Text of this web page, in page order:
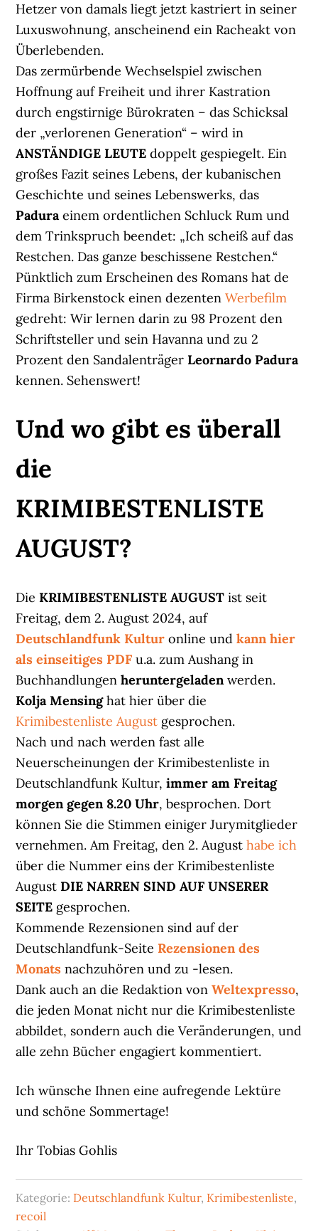
Hetzer von damals liegt jetzt kastriert in seiner
Luxuswohnung, anscheinend ein Racheakt von
Überlebenden.
Das zermürbende Wechselspiel zwischen
Hoffnung auf Freiheit und ihrer Kastration
durch engstirnige Bürokraten – das Schicksal
der „verlorenen Generation“ – wird in
ANSTÄNDIGE LEUTEdoppelt gespiegelt. Ein
großes Fazit seines Lebens, der kubanischen
Geschichte und seines Lebenswerks, das
Paduraeinem ordentlichen Schluck Rum und
dem Trinkspruch beendet: „Ich scheiß auf das
Restchen. Das ganze beschissene Restchen.“
Pünktlich zum Erscheinen des Romans hat de
Firma Birkenstock einen dezentenWerbefilm
gedreht: Wir lernen darin zu 98 Prozent den
Schriftsteller und sein Havanna und zu 2
Prozent den SandalenträgerLeornardo Padura
kennen. Sehenswert!
Und wo gibt es überall
die
KRIMIBESTENLISTE
AUGUST?
DieKRIMIBESTENLISTE AUGUST ist seit
Freitag, dem 2. August 2024, auf
Deutschlandfunk Kultur online undkann hier
als einseitiges PDF u.a. zum Aushang in
Buchhandlungenheruntergeladenwerden.
Kolja Mensinghat hier über die
Krimibestenliste August gesprochen.
Nach und nach werden fast alle
Neuerscheinungen der Krimibestenliste in
Deutschlandfunk Kultur,immer am Freitag
morgen gegen 8.20 Uhr, besprochen. Dort
können Sie die Stimmen einiger Jurymitglieder
vernehmen. Am Freitag, den 2. Augusthabe ich
über die Nummer eins der Krimibestenliste
AugustDIE NARREN SIND AUF UNSERER
SEITE gesprochen.
Kommende Rezensionen sind auf der
Deutschlandfunk-Seite Rezensionen des
Monatsnachzuhören und zu -lesen.
Dank auch an die Redaktion vonWeltexpresso,
die jeden Monat nicht nur die Krimibestenliste
abbildet, sondern auch die Veränderungen, und
alle zehn Bücher engagiert kommentiert.
Ich wünsche Ihnen eine aufregende Lektüre
und schöne Sommertage!
Ihr Tobias Gohlis
Kategorie: Deutschlandfunk Kultur, Krimibestenliste,
recoil